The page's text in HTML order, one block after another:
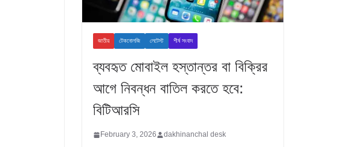
জাতীয় টেকনোলজি লেটেস্ট শীর্ষ সংবাদ
ব্যবহৃত মোবাইল হস্তান্তর বা বিক্রির
আগে নিবন্ধন বাতিল করতে হবে:
বিটিআরসি
February 3, 2026 dakhinanchal desk